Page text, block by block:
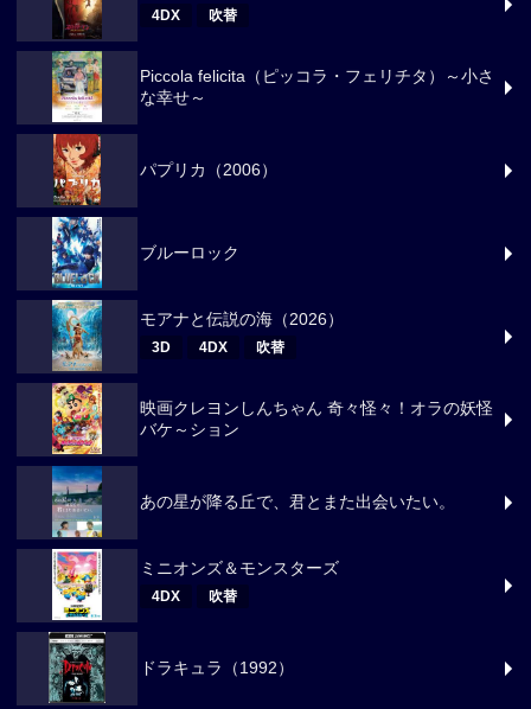
4DX 吹替
Piccola felicita（ピッコラ・フェリチタ）～小さ
な幸せ～
パプリカ（2006）
ブルーロック
モアナと伝説の海（2026）
3D 4DX 吹替
映画クレヨンしんちゃん 奇々怪々！オラの妖怪
バケ～ション
あの星が降る丘で、君とまた出会いたい。
ミニオンズ＆モンスターズ
4DX 吹替
ドラキュラ（1992）